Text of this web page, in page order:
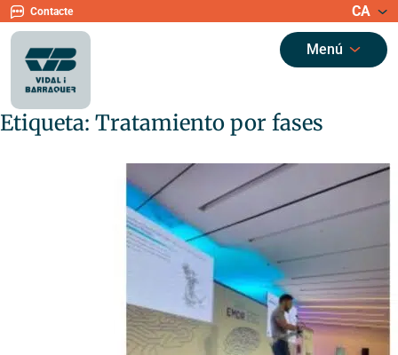
Contacte CA
Menú
Etiqueta: Tratamiento por fases